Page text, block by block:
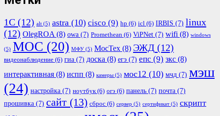
1С (12) alt (5) astra (10) cisco (9) hp (6) icl (6) IRBIS (7) linux
(12) OlegROA (8) owa (7) Promethean (6) ViPNet (7) wifi (8) windows
(5) МОС (20) МФУ (5) МосТех (8) ЭЖД (12)
видеонаблюдение (6) гиа (7) доска (8) егэ (7) епс (9) зкс (8)
интерактивная (8) испп (8) камеры (5) мос12 (10) мчд (7) мэш
(24) настройка (7) ноутбук(6) огэ (6) панель (7) почта (7)
прошивка (7) сайт (13) сброс (6) сервер (5) сертификат (5) скрипт